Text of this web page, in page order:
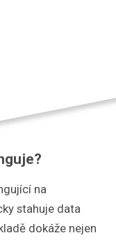
na
stahuje data
dokáže nejen